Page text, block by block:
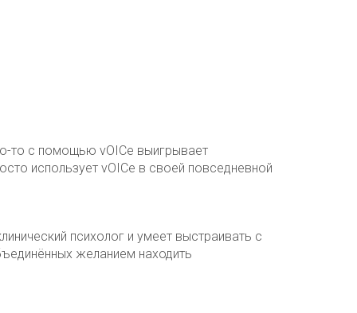
то с помощью vOICe выигрывает
использует vOICe в своей повседневной
психолог и умеет выстраивать с
желанием находить